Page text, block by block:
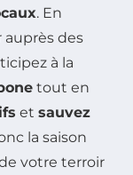
. En
auprès des
à la
tout en
et sauvez
la saison
votre terroir